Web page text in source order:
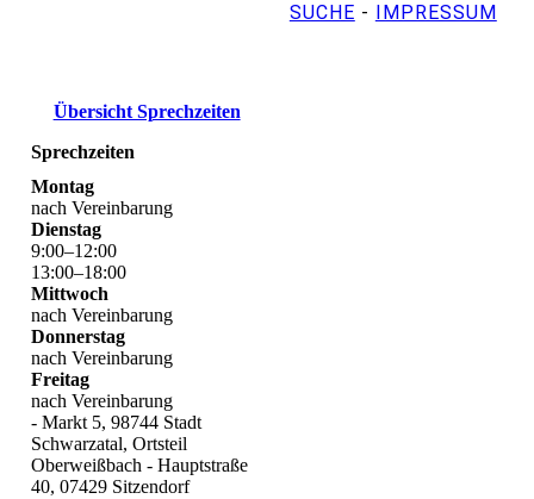
SUCHE - IMPRESSUM
Übersicht Sprechzeiten
Sprechzeiten
Montag
nach Vereinbarung
Dienstag
9:00–12:00
13:00–18:00
Mittwoch
nach Vereinbarung
Donnerstag
nach Vereinbarung
Freitag
nach Vereinbarung
- Markt 5, 98744 Stadt
Schwarzatal, Ortsteil
Oberweißbach - Hauptstraße
40, 07429 Sitzendorf